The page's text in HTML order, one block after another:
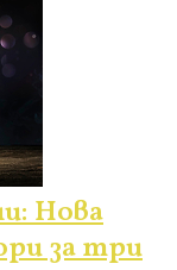
Нова
за три